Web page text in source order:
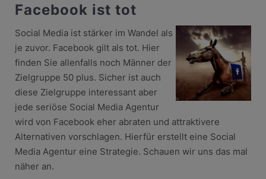
Facebook ist tot
Social Media ist stärker im Wandel als
je zuvor. Facebook gilt als tot. Hier
finden Sie allenfalls noch Männer der
Zielgruppe 50 plus. Sicher ist auch
diese Zielgruppe interessant aber
jede seriöse Social Media Agentur
wird von Facebook eher abraten und attraktivere
Alternativen vorschlagen. Hierfür erstellt eine Social
Media Agentur eine Strategie. Schauen wir uns das mal
näher an.